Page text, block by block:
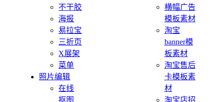
不干胶
海报
易拉宝
三折页
X展架
菜单
照片编辑
在线
抠图
横幅广告
模板素材
淘宝
banner模
板素材
淘宝售后
卡模板素
材
淘宝店招